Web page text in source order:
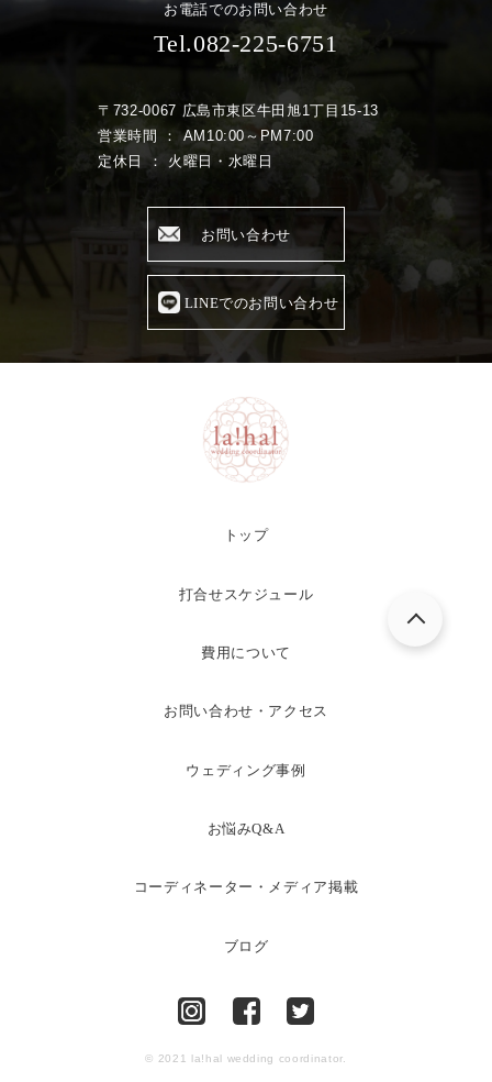
お電話でのお問い合わせ
Tel.082-225-6751
〒732-0067 広島市東区牛田旭1丁目15-13
営業時間 ： AM10:00～PM7:00
定休日 ： 火曜日・水曜日
お問い合わせ
LINEでのお問い合わせ
トップ
打合せスケジュール
費用について
お問い合わせ・アクセス
ウェディング事例
お悩みQ&A
コーディネーター・メディア掲載
ブログ
© 2021 la!hal wedding coordinator.